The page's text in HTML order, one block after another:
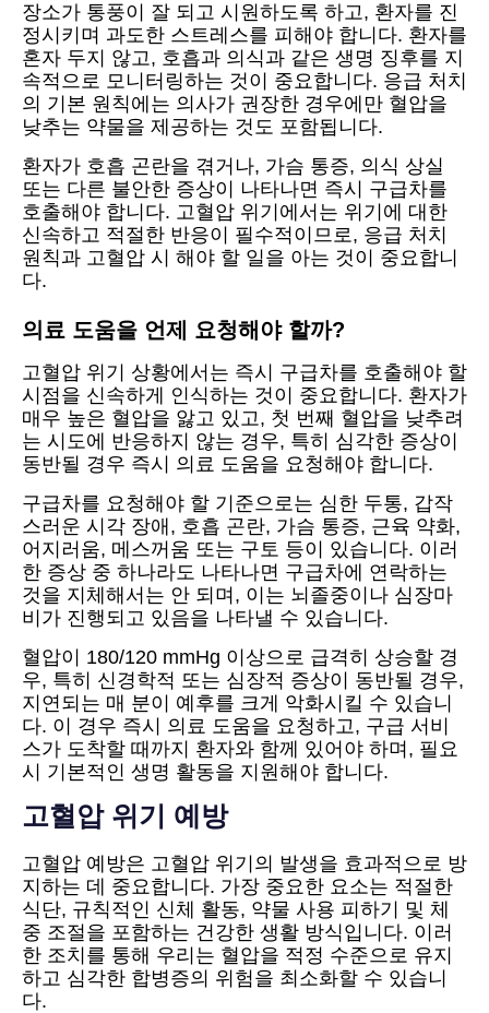
장소가 통풍이 잘 되고 시원하도록 하고, 환자를 진
정시키며 과도한 스트레스를 피해야 합니다. 환자를
혼자 두지 않고, 호흡과 의식과 같은 생명 징후를 지
속적으로 모니터링하는 것이 중요합니다. 응급 처치
의 기본 원칙에는 의사가 권장한 경우에만 혈압을
낮추는 약물을 제공하는 것도 포함됩니다.
환자가 호흡 곤란을 겪거나, 가슴 통증, 의식 상실
또는 다른 불안한 증상이 나타나면 즉시 구급차를
호출해야 합니다. 고혈압 위기에서는 위기에 대한
신속하고 적절한 반응이 필수적이므로, 응급 처치
원칙과 고혈압 시 해야 할 일을 아는 것이 중요합니
다.
의료 도움을 언제 요청해야 할까?
고혈압 위기 상황에서는 즉시 구급차를 호출해야 할
시점을 신속하게 인식하는 것이 중요합니다. 환자가
매우 높은 혈압을 앓고 있고, 첫 번째 혈압을 낮추려
는 시도에 반응하지 않는 경우, 특히 심각한 증상이
동반될 경우 즉시 의료 도움을 요청해야 합니다.
구급차를 요청해야 할 기준으로는 심한 두통, 갑작
스러운 시각 장애, 호흡 곤란, 가슴 통증, 근육 약화,
어지러움, 메스꺼움 또는 구토 등이 있습니다. 이러
한 증상 중 하나라도 나타나면 구급차에 연락하는
것을 지체해서는 안 되며, 이는 뇌졸중이나 심장마
비가 진행되고 있음을 나타낼 수 있습니다.
혈압이 180/120 mmHg 이상으로 급격히 상승할 경
우, 특히 신경학적 또는 심장적 증상이 동반될 경우,
지연되는 매 분이 예후를 크게 악화시킬 수 있습니
다. 이 경우 즉시 의료 도움을 요청하고, 구급 서비
스가 도착할 때까지 환자와 함께 있어야 하며, 필요
시 기본적인 생명 활동을 지원해야 합니다.
고혈압 위기 예방
고혈압 예방은 고혈압 위기의 발생을 효과적으로 방
지하는 데 중요합니다. 가장 중요한 요소는 적절한
식단, 규칙적인 신체 활동, 약물 사용 피하기 및 체
중 조절을 포함하는 건강한 생활 방식입니다. 이러
한 조치를 통해 우리는 혈압을 적정 수준으로 유지
하고 심각한 합병증의 위험을 최소화할 수 있습니
다.